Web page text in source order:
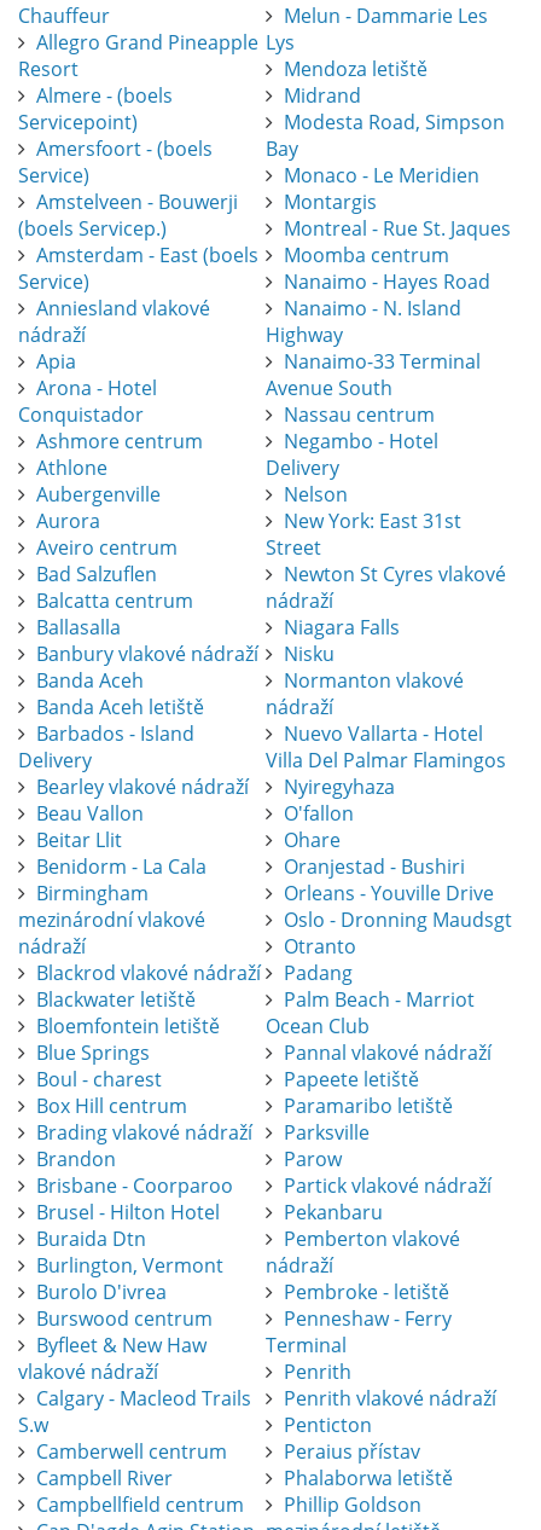
Chauffeur
Allegro Grand Pineapple
Resort
Almere - (boels
Servicepoint)
Amersfoort - (boels
Service)
Amstelveen - Bouwerji
(boels Servicep.)
Amsterdam - East (boels
Service)
Anniesland vlakové
nádraží
Apia
Arona - Hotel
Conquistador
Ashmore centrum
Athlone
Aubergenville
Aurora
Aveiro centrum
Bad Salzuflen
Balcatta centrum
Ballasalla
Banbury vlakové nádraží
Banda Aceh
Banda Aceh letiště
Barbados - Island
Delivery
Bearley vlakové nádraží
Beau Vallon
Beitar Llit
Benidorm - La Cala
Birmingham
mezinárodní vlakové
nádraží
Blackrod vlakové nádraží
Blackwater letiště
Bloemfontein letiště
Blue Springs
Boul - charest
Box Hill centrum
Brading vlakové nádraží
Brandon
Brisbane - Coorparoo
Brusel - Hilton Hotel
Buraida Dtn
Burlington, Vermont
Burolo D'ivrea
Burswood centrum
Byfleet & New Haw
vlakové nádraží
Calgary - Macleod Trails
S.w
Camberwell centrum
Campbell River
Campbellfield centrum
Melun - Dammarie Les
Lys
Mendoza letiště
Midrand
Modesta Road, Simpson
Bay
Monaco - Le Meridien
Montargis
Montreal - Rue St. Jaques
Moomba centrum
Nanaimo - Hayes Road
Nanaimo - N. Island
Highway
Nanaimo-33 Terminal
Avenue South
Nassau centrum
Negambo - Hotel
Delivery
Nelson
New York: East 31st
Street
Newton St Cyres vlakové
nádraží
Niagara Falls
Nisku
Normanton vlakové
nádraží
Nuevo Vallarta - Hotel
Villa Del Palmar Flamingos
Nyiregyhaza
O'fallon
Ohare
Oranjestad - Bushiri
Orleans - Youville Drive
Oslo - Dronning Maudsgt
Otranto
Padang
Palm Beach - Marriot
Ocean Club
Pannal vlakové nádraží
Papeete letiště
Paramaribo letiště
Parksville
Parow
Partick vlakové nádraží
Pekanbaru
Pemberton vlakové
nádraží
Pembroke - letiště
Penneshaw - Ferry
Terminal
Penrith
Penrith vlakové nádraží
Penticton
Peraius přístav
Phalaborwa letiště
Phillip Goldson